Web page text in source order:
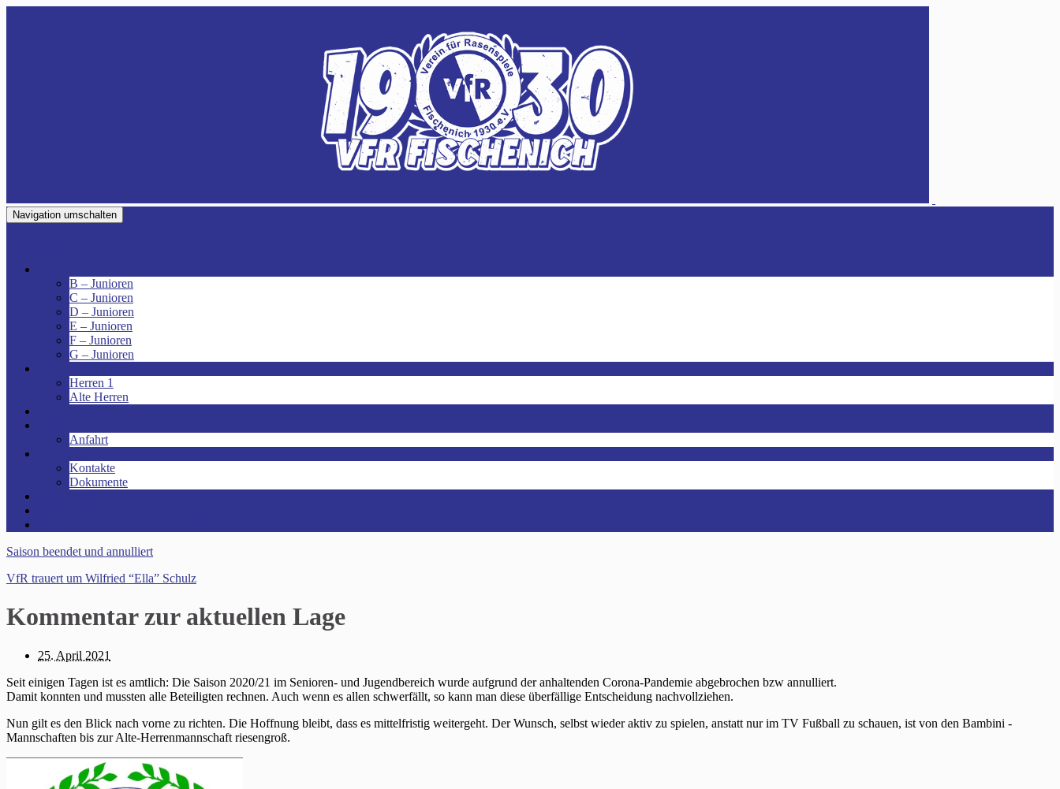
Navigation umschalten
B – Junioren
C – Junioren
D – Junioren
E – Junioren
F – Junioren
G – Junioren
Herren 1
Alte Herren
Anfahrt
Kontakte
Dokumente
Saison beendet und annulliert
VfR trauert um Wilfried “Ella” Schulz
Kommentar zur aktuellen Lage
25. April 2021
Seit einigen Tagen ist es amtlich: Die Saison 2020/21 im Senioren- und Jugendbereich wurde aufgrund der anhaltenden Corona-Pandemie abgebrochen bzw annulliert.
Damit konnten und mussten alle Beteiligten rechnen. Auch wenn es allen schwerfällt, so kann man diese überfällige Entscheidung nachvollziehen.
Nun gilt es den Blick nach vorne zu richten. Die Hoffnung bleibt, dass es mittelfristig weitergeht. Der Wunsch, selbst wieder aktiv zu spielen, anstatt nur im TV Fußball zu schauen, ist von den Bambini -
Mannschaften bis zur Alte-Herrenmannschaft riesengroß.